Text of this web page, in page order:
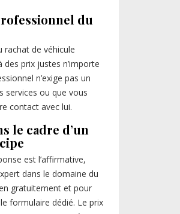
du
rachat de véhicule
prix justes n’importe
n’exige pas un
services ou que vous
contact avec lui.
le cadre d’un
est l’affirmative,
dans le domaine du
gratuitement et pour
formulaire dédié. Le prix